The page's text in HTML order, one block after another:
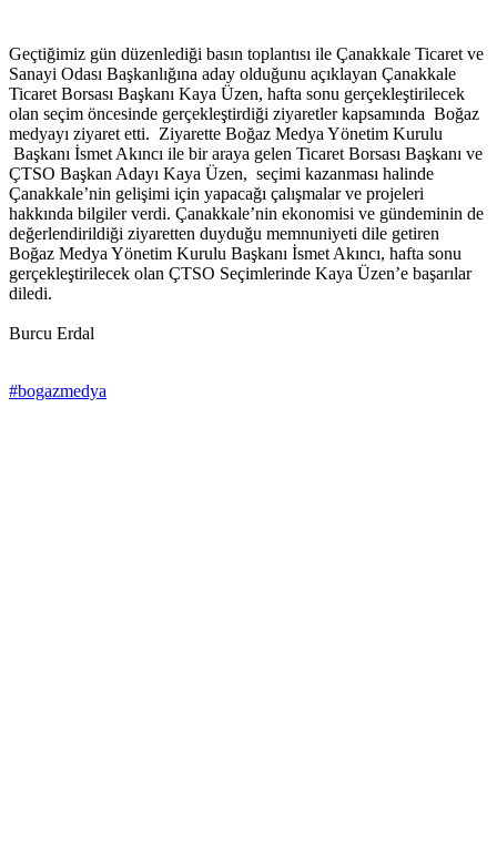
Geçtiğimiz gün düzenlediği basın toplantısı ile Çanakkale Ticaret ve
Sanayi Odası Başkanlığına aday olduğunu açıklayan Çanakkale
Ticaret Borsası Başkanı Kaya Üzen, hafta sonu gerçekleştirilecek
olan seçim öncesinde gerçekleştirdiği ziyaretler kapsamında Boğaz
medyayı ziyaret etti. Ziyarette Boğaz Medya Yönetim Kurulu
Başkanı İsmet Akıncı ile bir araya gelen Ticaret Borsası Başkanı ve
ÇTSO Başkan Adayı Kaya Üzen, seçimi kazanması halinde
Çanakkale’nin gelişimi için yapacağı çalışmalar ve projeleri
hakkında bilgiler verdi. Çanakkale’nin ekonomisi ve gündeminin de
değerlendirildiği ziyaretten duyduğu memnuniyeti dile getiren
Boğaz Medya Yönetim Kurulu Başkanı İsmet Akıncı, hafta sonu
gerçekleştirilecek olan ÇTSO Seçimlerinde Kaya Üzen’e başarılar
diledi.
Burcu Erdal
#bogazmedya